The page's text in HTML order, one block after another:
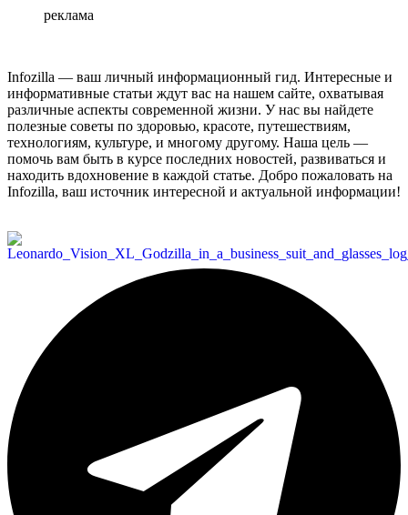
реклама
Infozilla — ваш личный информационный гид. Интересные и
информативные статьи ждут вас на нашем сайте, охватывая
различные аспекты современной жизни. У нас вы найдете
полезные советы по здоровью, красоте, путешествиям,
технологиям, культуре, и многому другому. Наша цель —
помочь вам быть в курсе последних новостей, развиваться и
находить вдохновение в каждой статье. Добро пожаловать на
Infozilla, ваш источник интересной и актуальной информации!